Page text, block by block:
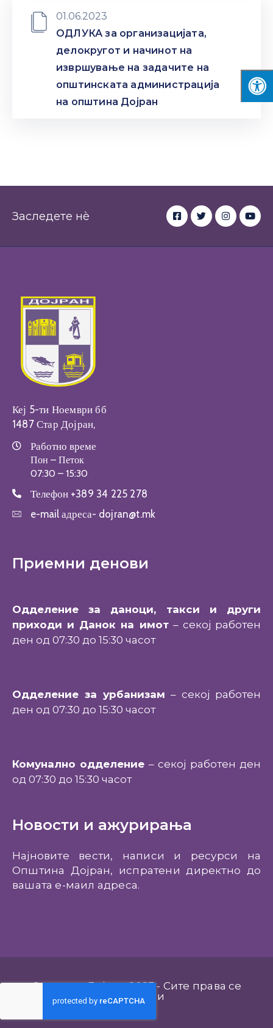
01.06.2023
ОДЛУКА за организацијата,
делокругот и начинот на
извршување на задачите на
општинската администрација
на општина Дојран
Заследете нè
Кеј 5-ти Ноември бб
1487 Стар Дојран,
Работно време
Пон – Петок
07:30 – 15:30
Телефон +389 34 225 278
e-mail адреса- dojran@t.mk
Приемни денови
Одделение за даноци, такси и други
приходи и Данок на имот– секој работен
ден од 07:30 до 15:30 часот
Одделение за урбанизам – секој работен
ден од 07:30 до 15:30 часот
Комунално одделение – секој работен ден
од 07:30 до 15:30 часот
Новости и ажурирања
Најновите вести, написи и ресурси на
Општина Дојран, испратени директно до
вашата е-маил адреса.
Општина Дојран 2023 - Сите права се
задржани